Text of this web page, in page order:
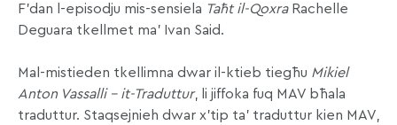
F’dan l-episodju mis-sensiela Taħt il-Qoxra Rachelle
Deguara tkellmet ma’ Ivan Said.
Mal-mistieden tkellimna dwar il-ktieb tiegħu Mikiel
Anton Vassalli – it-Traduttur, li jiffoka fuq MAV bħala
traduttur. Staqsejnieh dwar x’tip ta’ traduttur kien MAV,